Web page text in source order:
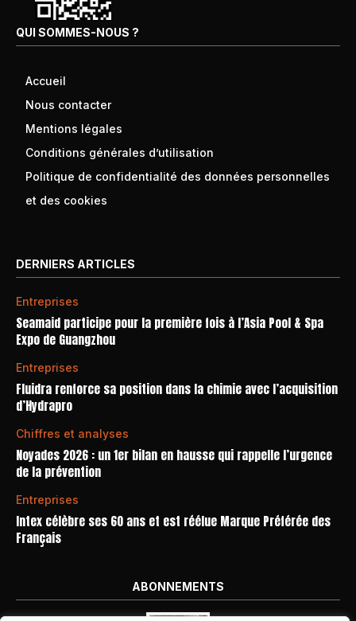
QUI SOMMES-NOUS ?
Accueil
Nous contacter
Mentions légales
Conditions générales d’utilisation
Politique de confidentialité des données personnelles
et des cookies
DERNIERS ARTICLES
Entreprises
Seamaid participe pour la première fois à l’Asia Pool & Spa
Expo de Guangzhou
Entreprises
Fluidra renforce sa position dans la chimie avec l’acquisition
d’Hydrapro
Chiffres et analyses
Noyades 2026 : un 1er bilan en hausse qui rappelle l’urgence
de la prévention
Entreprises
Intex célèbre ses 60 ans et est réélue Marque Préférée des
Français
ABONNEMENTS